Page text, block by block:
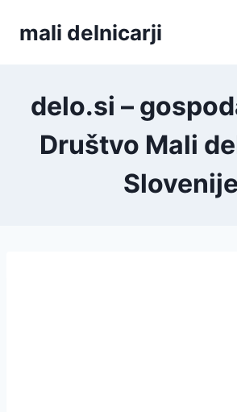
mali delnicarji
delo.si –
Društvo Mali
Slovenije